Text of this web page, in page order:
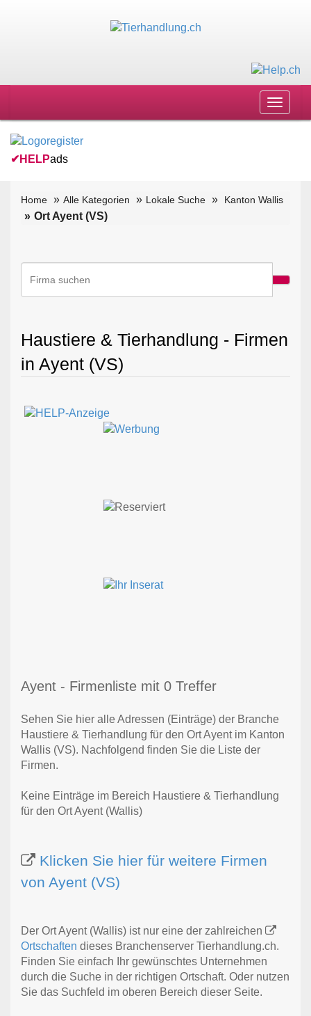
Toggle
✔ HELPads
Home Alle Kategorien Lokale Suche Kanton Wallis
Ort Ayent (VS)
Haustiere & Tierhandlung - Firmen
in Ayent (VS)
Ayent - Firmenliste mit 0 Treffer
Sehen Sie hier alle Adressen (Einträge) der Branche
Haustiere & Tierhandlung für den Ort Ayent im Kanton
Wallis (VS). Nachfolgend finden Sie die Liste der
Firmen.
Keine Einträge im Bereich Haustiere & Tierhandlung
für den Ort Ayent (Wallis)
Klicken Sie hier für weitere Firmen
von Ayent (VS)
Der Ort Ayent (Wallis) ist nur eine der zahlreichen
Ortschaften dieses Branchenserver Tierhandlung.ch.
Finden Sie einfach Ihr gewünschtes Unternehmen
durch die Suche in der richtigen Ortschaft. Oder nutzen
Sie das Suchfeld im oberen Bereich dieser Seite.